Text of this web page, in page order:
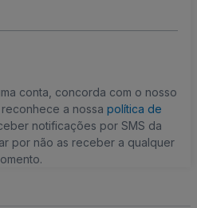
conta, concorda com o nosso
a nossa política de
notificações por SMS da
por não as receber a qualquer